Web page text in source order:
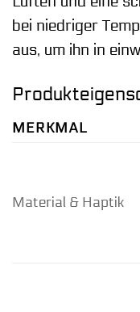
bei niedriger
aus, um ihn in
MERKMAL
Material & Haptik